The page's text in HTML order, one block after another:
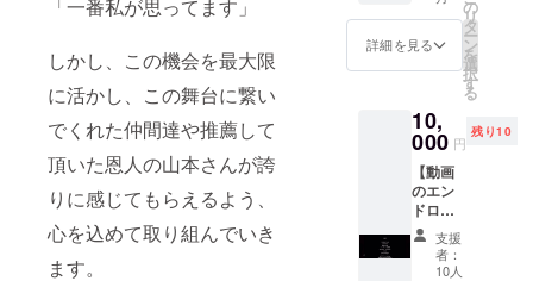
「一番私が思ってます」
しかし、この機会を最大限
に活かし、この舞台に繋い
でくれた仲間達や推薦して
頂いた恩人の山本さんが誇
りに感じてもらえるよう、
心を込めて取り組んでいき
ます。
家庭で
も味わ
いくだ
送料は
お客様
負担と
なりま
す。ご
了承く
ださい
ませ。
レミア
ムマン
ゴーで
す。 鬼
な父で
すが、
仕事に
関して
は情熱
大陸の
依頼が
来ても
おかし
詳細を見る
の
リ
タ
ー
ン
を
選
択
す
る
10,
000 円
残り10
【動画
のエン
ドロー
ルにて
企業名
や個人
支援
者：
10人